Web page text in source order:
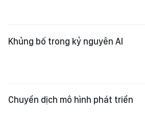
Khủng bố trong kỷ nguyên AI
Chuyển dịch mô hình phát triển